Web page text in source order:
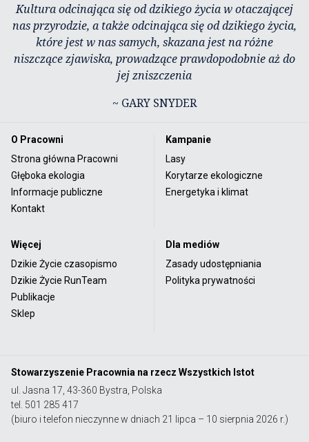
Kultura odcinająca się od dzikiego życia w otaczającej
nas przyrodzie, a także odcinająca się od dzikiego życia,
które jest w nas samych, skazana jest na różne
niszczące zjawiska, prowadzące prawdopodobnie aż do
jej zniszczenia
~ GARY SNYDER
O Pracowni
Strona główna Pracowni
Głęboka ekologia
Informacje publiczne
Kontakt
Kampanie
Lasy
Korytarze ekologiczne
Energetyka i klimat
Więcej
Dzikie Życie czasopismo
Dzikie Życie RunTeam
Publikacje
Sklep
Dla mediów
Zasady udostępniania
Polityka prywatności
Stowarzyszenie Pracownia na rzecz Wszystkich Istot
ul. Jasna 17, 43-360 Bystra, Polska
tel. 501 285 417
(biuro i telefon nieczynne w dniach 21 lipca – 10 sierpnia 2026 r.)